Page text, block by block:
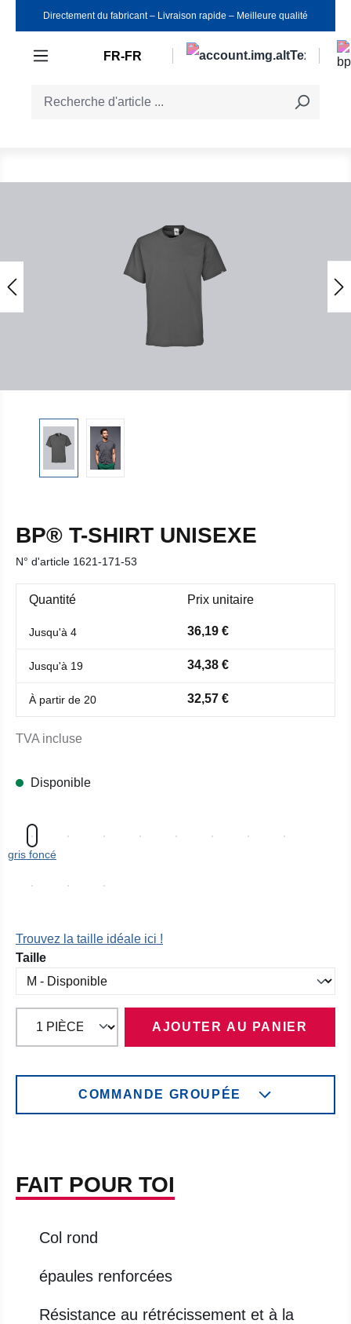
Passer au contenu principal
Directement du fabricant ‒ Livraison rapide ‒ Meilleure qualité
FR-FR
BP® T-SHIRT UNISEXE
N° d'article 1621-171-53
Quantité Prix unitaire
Jusqu'à 4 36,19 €
Jusqu'à 19 34,38 €
À partir de 20 32,57 €
TVA incluse
Disponible
gris foncé
Trouvez la taille idéale ici !
Sélectionnez
Taille
AJOUTER AU PANIER
COMMANDE GROUPÉE
FAIT POUR TOI
Col rond
épaules renforcées
Résistance au rétrécissement et à la